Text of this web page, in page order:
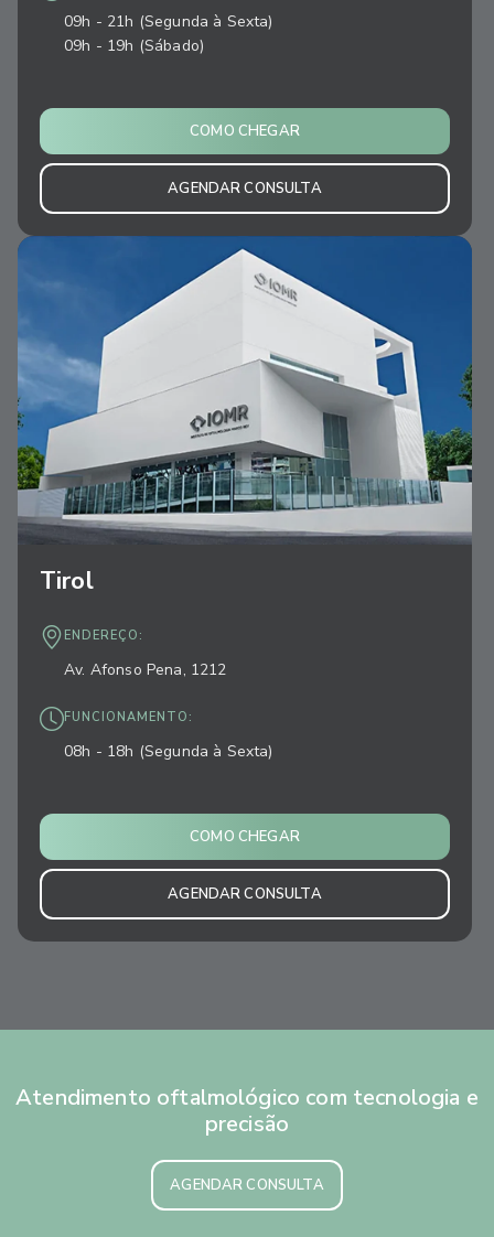
09h - 21h (Segunda à Sexta)
09h - 19h (Sábado)
COMO CHEGAR
AGENDAR CONSULTA
Tirol
ENDEREÇO:
Av. Afonso Pena, 1212
FUNCIONAMENTO:
08h - 18h (Segunda à Sexta)
COMO CHEGAR
AGENDAR CONSULTA
Atendimento oftalmológico com tecnologia e
precisão
AGENDAR CONSULTA